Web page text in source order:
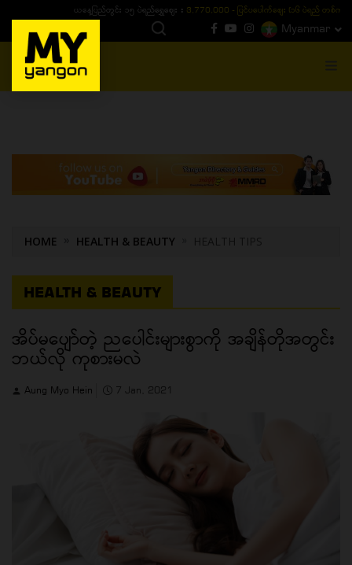
ယနေ့ပြည်တွင်း ၁၅ ပဲရည်ရွှေဈေး : 3,770,000 - ပြင်ပပေါက်စျေး (၁၆ ပဲရည် တစ်ကျပ်
Myanmar
MENU
HOME HEALTH & BEAUTY HEALTH TIPS
HEALTH & BEAUTY
အိပ်မပျော်တဲ့ ညပေါင်းများစွာကို အချိန်တိုအတွင်း
ဘယ်လို ကုစားမလဲ
Aung Myo Hein 7 Jan, 2021